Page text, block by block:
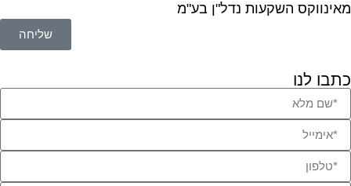
השקעות נדל"ן בע"מ
שליחה
לנו